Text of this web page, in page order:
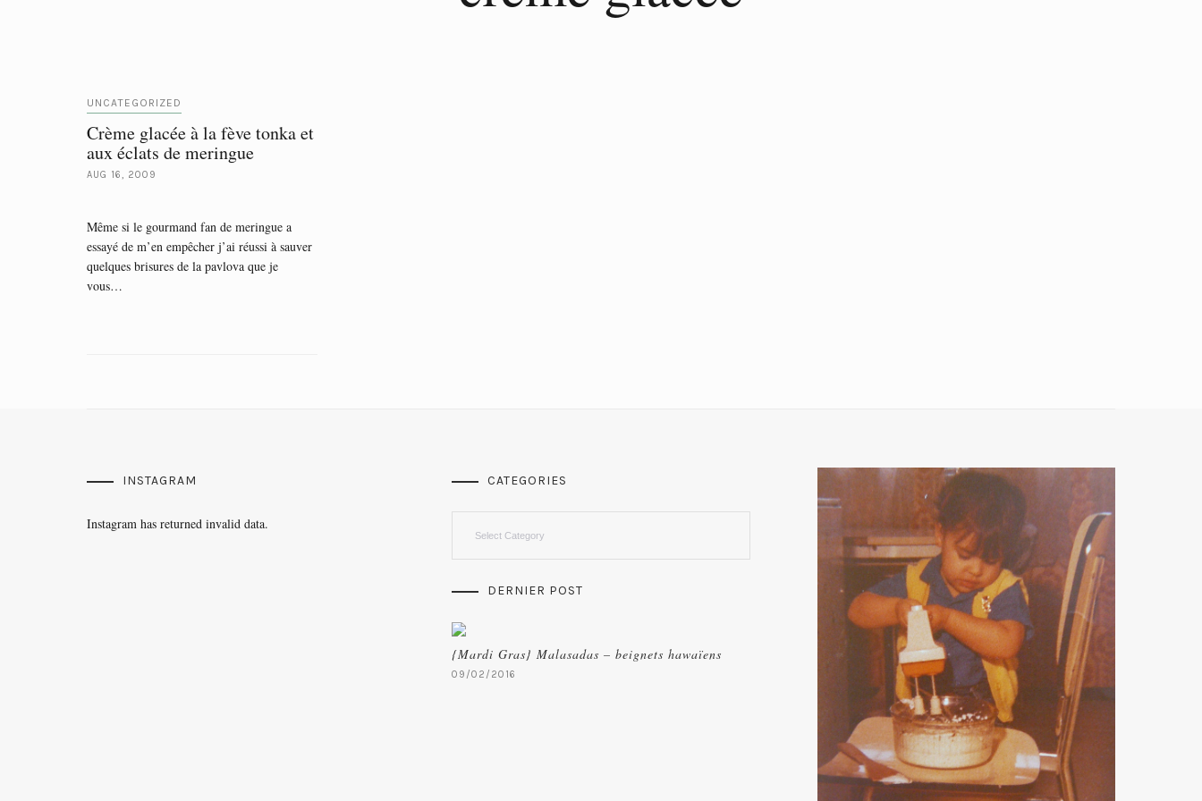
UNCATEGORIZED
Crème glacée à la fève tonka et
aux éclats de meringue
AUG 16, 2009
Même si le gourmand fan de meringue a
essayé de m’en empêcher j’ai réussi à sauver
quelques brisures de la pavlova que je
vous…
INSTAGRAM
Instagram has returned invalid data.
CATEGORIES
DERNIER POST
{Mardi Gras} Malasadas – beignets hawaïens
09/02/2016